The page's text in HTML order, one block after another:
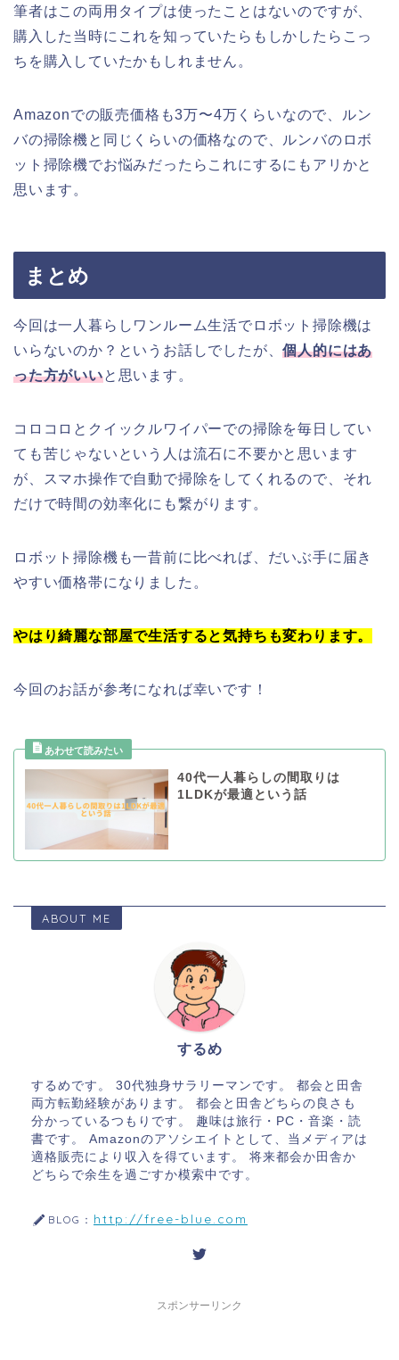
筆者はこの両用タイプは使ったことはないのですが、
購入した当時にこれを知っていたらもしかしたらこっ
ちを購入していたかもしれません。
Amazonでの販売価格も3万〜4万くらいなので、ルン
バの掃除機と同じくらいの価格なので、ルンバのロボ
ット掃除機でお悩みだったらこれにするにもアリかと
思います。
まとめ
今回は一人暮らしワンルーム生活でロボット掃除機は
いらないのか？というお話しでしたが、個人的にはあ
った方がいいと思います。
コロコロとクイックルワイパーでの掃除を毎日してい
ても苦じゃないという人は流石に不要かと思います
が、スマホ操作で自動で掃除をしてくれるので、それ
だけで時間の効率化にも繋がります。
ロボット掃除機も一昔前に比べれば、だいぶ手に届き
やすい価格帯になりました。
やはり綺麗な部屋で生活すると気持ちも変わります。
今回のお話が参考になれば幸いです！
40代一人暮らしの間取りは
1LDKが最適という話
ABOUT ME
するめ
するめです。 30代独身サラリーマンです。 都会と田舎
両方転勤経験があります。 都会と田舎どちらの良さも
分かっているつもりです。 趣味は旅行・PC・音楽・読
書です。 Amazonのアソシエイトとして、当メディアは
適格販売により収入を得ています。 将来都会か田舎か
どちらで余生を過ごすか模索中です。
BLOG： http://free-blue.com
スポンサーリンク